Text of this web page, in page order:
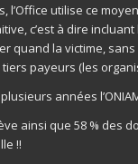
l’Office utilise ce
c’est à dire
quand la victime,
payeurs (les
années
ainsi que 58 % des
!!